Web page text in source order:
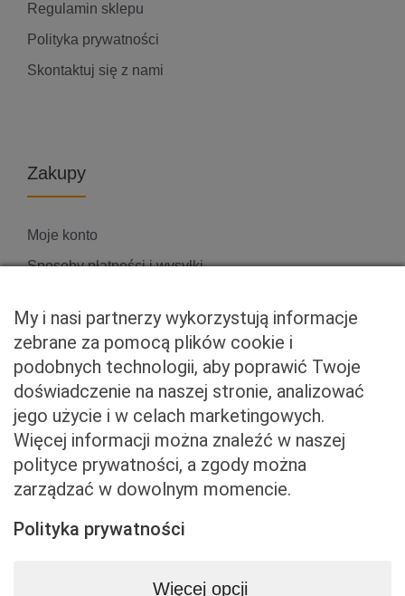
Regulamin sklepu
Polityka prywatności
Skontaktuj się z nami
Zakupy
Moje konto
Sposoby płatności i wysyłki
Właściciel serwisu
Baveno Sp. z o. o.
Czerniakowska 71/408a
00-715 Warszawa
NIP: 5273093569
KRS: 0001081683
+48 692 642 814
My i nasi partnerzy wykorzystują informacje
zebrane za pomocą plików cookie i
podobnych technologii, aby poprawić Twoje
doświadczenie na naszej stronie, analizować
jego użycie i w celach marketingowych.
Więcej informacji można znaleźć w naszej
polityce prywatności, a zgody można
zarządzać w dowolnym momencie.
Polityka prywatności
Więcej opcji